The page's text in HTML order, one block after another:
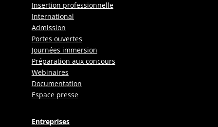
Insertion professionnelle
International
Admission
Portes ouvertes
Journées immersion
Préparation aux concours
Webinaires
Documentation
Espace presse
Entreprises